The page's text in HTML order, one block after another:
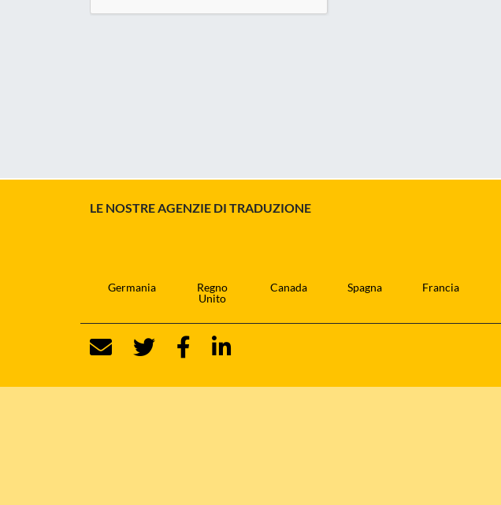
LE NOSTRE AGENZIE DI TRADUZIONE
Germania
Regno
Unito
Canada Spagna Francia